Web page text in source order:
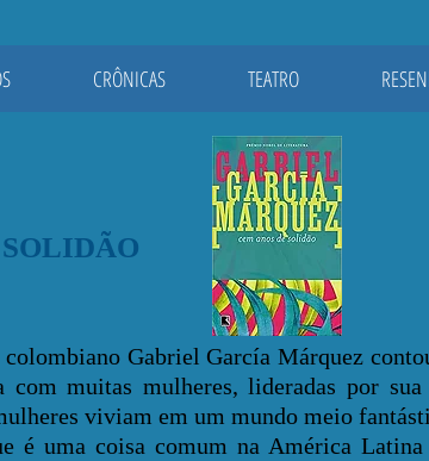
CRÔNICAS TEATRO
Gabriel García Márquez contou
muitas mulheres, lideradas por
viviam em um mundo meio
é uma coisa comum na América Latina